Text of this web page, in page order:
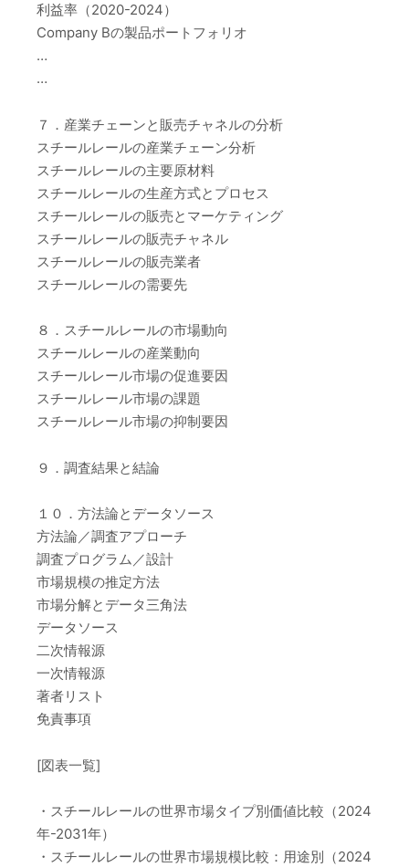
利益率（2020-2024）
Company Bの製品ポートフォリオ
…
…
７．産業チェーンと販売チャネルの分析
スチールレールの産業チェーン分析
スチールレールの主要原材料
スチールレールの生産方式とプロセス
スチールレールの販売とマーケティング
スチールレールの販売チャネル
スチールレールの販売業者
スチールレールの需要先
８．スチールレールの市場動向
スチールレールの産業動向
スチールレール市場の促進要因
スチールレール市場の課題
スチールレール市場の抑制要因
９．調査結果と結論
１０．方法論とデータソース
方法論／調査アプローチ
調査プログラム／設計
市場規模の推定方法
市場分解とデータ三角法
データソース
二次情報源
一次情報源
著者リスト
免責事項
[図表一覧]
・スチールレールの世界市場タイプ別価値比較（2024
年-2031年）
・スチールレールの世界市場規模比較：用途別（2024